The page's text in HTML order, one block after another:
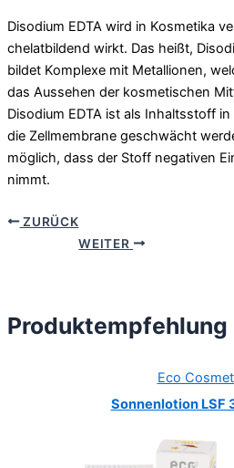
Disodium EDTA wird in Kosmetika
chelatbildend wirkt. Das heißt,
bildet Komplexe mit Metallionen,
das Aussehen der kosmetischen
Disodium EDTA ist als Inhaltsstoff
die Zellmembrane geschwächt
möglich, dass der Stoff negativen
nimmt.
ZURÜCK
WEITER
Produktempfehlung
Eco
Sonnenlotion LSF